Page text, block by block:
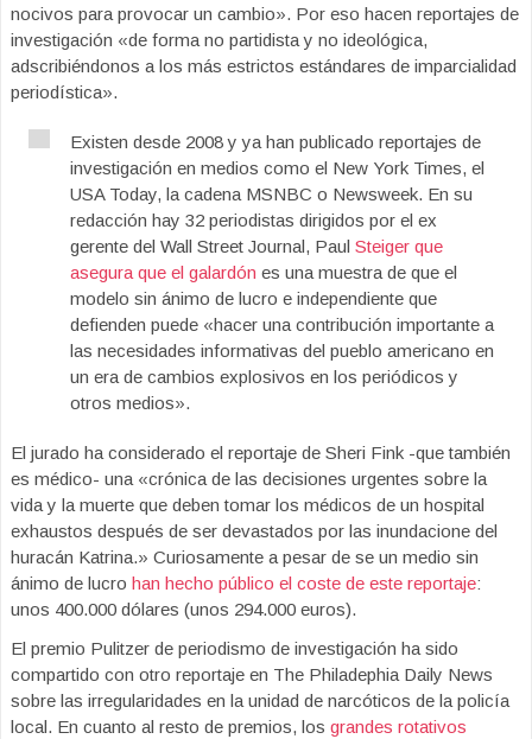
nocivos para provocar un cambio». Por eso hacen reportajes de
investigación «de forma no partidista y no ideológica,
adscribiéndonos a los más estrictos estándares de imparcialidad
periodística».
Existen desde 2008 y ya han publicado reportajes de
investigación en medios como el New York Times, el
USA Today, la cadena MSNBC o Newsweek. En su
redacción hay 32 periodistas dirigidos por el ex
gerente del Wall Street Journal, Paul Steiger que
asegura que el galardón es una muestra de que el
modelo sin ánimo de lucro e independiente que
defienden puede «hacer una contribución importante a
las necesidades informativas del pueblo americano en
un era de cambios explosivos en los periódicos y
otros medios».
El jurado ha considerado el reportaje de Sheri Fink -que también
es médico- una «crónica de las decisiones urgentes sobre la
vida y la muerte que deben tomar los médicos de un hospital
exhaustos después de ser devastados por las inundacione del
huracán Katrina.» Curiosamente a pesar de se un medio sin
ánimo de lucro han hecho público el coste de este reportaje:
unos 400.000 dólares (unos 294.000 euros).
El premio Pulitzer de periodismo de investigación ha sido
compartido con otro reportaje en The Philadephia Daily News
sobre las irregularidades en la unidad de narcóticos de la policía
local. En cuanto al resto de premios, los grandes rotativos